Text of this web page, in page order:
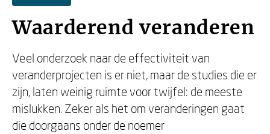
Waarderend veranderen
Veel onderzoek naar de effectiviteit van
veranderprojecten is er niet, maar de studies die er
zijn, laten weinig ruimte voor twijfel: de meeste
mislukken. Zeker als het om veranderingen gaat
die doorgaans onder de noemer